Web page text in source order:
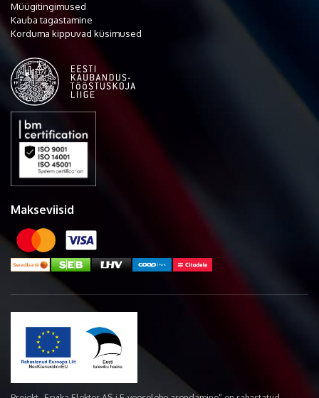
Müügitingimused
Kauba tagastamine
Korduma kippuvad küsimused
Makseviisid